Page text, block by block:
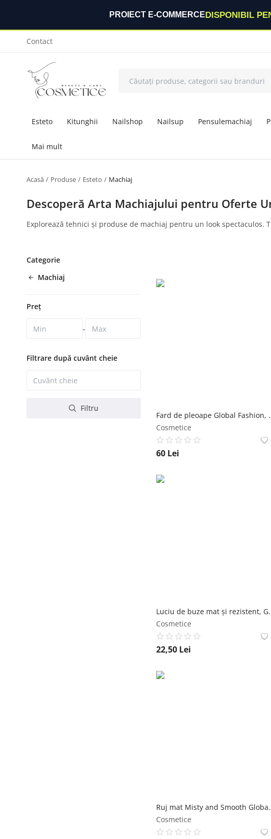
PROIECT E-COMMERCEDISPONIBIL
Contact
Esteto Kitunghii Nailshop Nailsup Pensulemachiaj
Mai mult
Acasă Produse Esteto Machiaj
Descoperă Arta Machiajului pentru Oferte
Explorează tehnici și produse de machiaj pentru un look
Categorie
Machiaj
Preț
-
Filtrare după cuvânt cheie
Filtru
Fard de pleoape
Cosmetice
60 Lei
Luciu de buze mat
Cosmetice
22,50 Lei
Ruj mat Misty and
Cosmetice